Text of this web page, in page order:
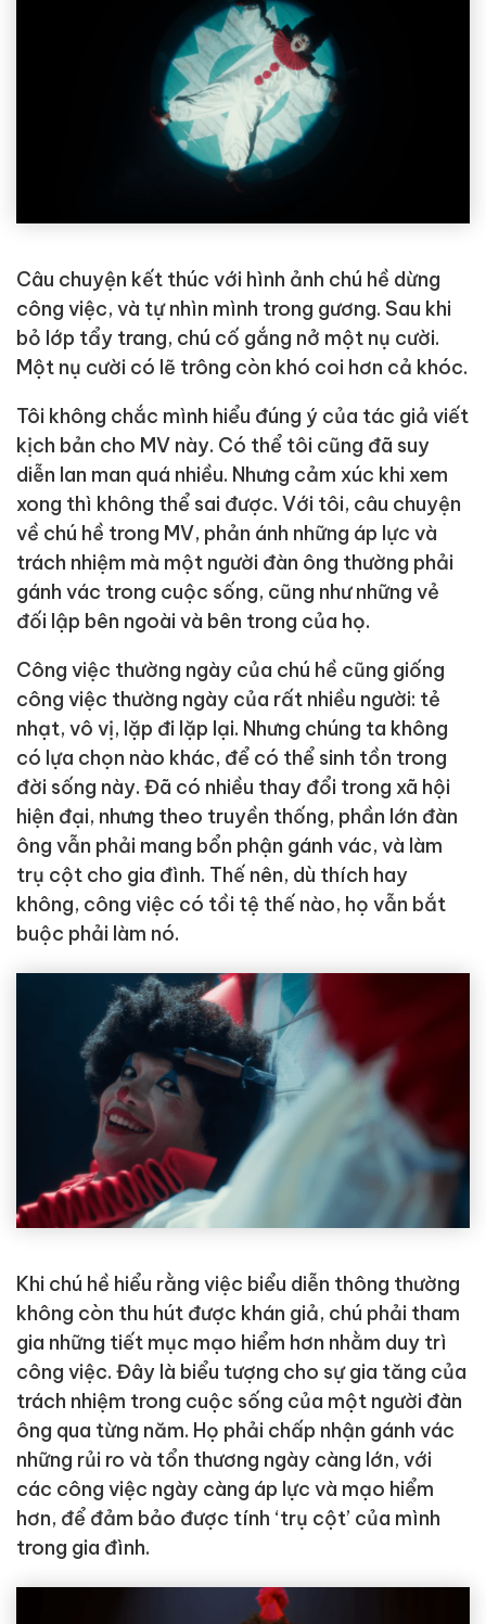
Câu chuyện kết thúc với hình ảnh chú hề dừng
công việc, và tự nhìn mình trong gương. Sau khi
bỏ lớp tẩy trang, chú cố gắng nở một nụ cười.
Một nụ cười có lẽ trông còn khó coi hơn cả khóc.
Tôi không chắc mình hiểu đúng ý của tác giả viết
kịch bản cho MV này. Có thể tôi cũng đã suy
diễn lan man quá nhiều. Nhưng cảm xúc khi xem
xong thì không thể sai được. Với tôi, câu chuyện
về chú hề trong MV, phản ánh những áp lực và
trách nhiệm mà một người đàn ông thường phải
gánh vác trong cuộc sống, cũng như những vẻ
đối lập bên ngoài và bên trong của họ.
Công việc thường ngày của chú hề cũng giống
công việc thường ngày của rất nhiều người: tẻ
nhạt, vô vị, lặp đi lặp lại. Nhưng chúng ta không
có lựa chọn nào khác, để có thể sinh tồn trong
đời sống này. Đã có nhiều thay đổi trong xã hội
hiện đại, nhưng theo truyền thống, phần lớn đàn
ông vẫn phải mang bổn phận gánh vác, và làm
trụ cột cho gia đình. Thế nên, dù thích hay
không, công việc có tồi tệ thế nào, họ vẫn bắt
buộc phải làm nó.
Khi chú hề hiểu rằng việc biểu diễn thông thường
không còn thu hút được khán giả, chú phải tham
gia những tiết mục mạo hiểm hơn nhằm duy trì
công việc. Đây là biểu tượng cho sự gia tăng của
trách nhiệm trong cuộc sống của một người đàn
ông qua từng năm. Họ phải chấp nhận gánh vác
những rủi ro và tổn thương ngày càng lớn, với
các công việc ngày càng áp lực và mạo hiểm
hơn, để đảm bảo được tính ‘trụ cột’ của mình
trong gia đình.